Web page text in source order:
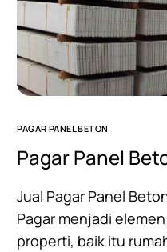
PAGAR PANEL BETON
Pagar Panel
Jual Pagar Panel
Pagar menjadi
properti, baik itu